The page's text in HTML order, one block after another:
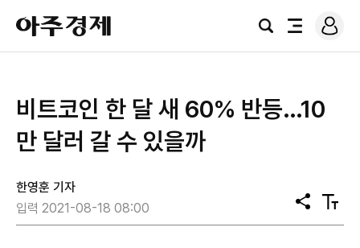
아
주
경
검
전
로
그
비트코인 한 달 새 60% 반등…10
만 달러 갈 수 있을까
한영훈 기자
입력 2021-08-18 08:00
공
유
텍
스